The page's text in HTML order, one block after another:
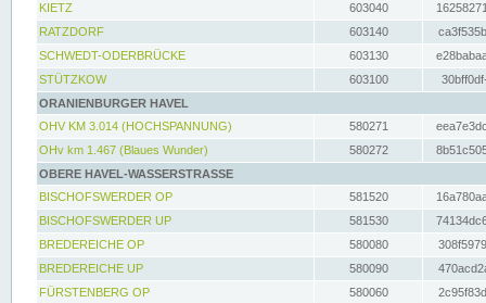
KIETZ
603040
RATZDORF
603140
SCHWEDT-ODERBRÜCKE
603130
STÜTZKOW
603100
ORANIENBURGER HAVEL
OHV KM 3.014 (HOCHSPANNUNG)
580271
OHv km 1.467 (Blaues Wunder)
580272
OBERE HAVEL-WASSERSTRASSE
BISCHOFSWERDER OP
581520
BISCHOFSWERDER UP
581530
BREDEREICHE OP
580080
BREDEREICHE UP
580090
FÜRSTENBERG OP
580060